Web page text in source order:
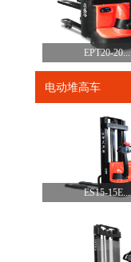
EPT20-20...
电动堆高车
ES15-15E...